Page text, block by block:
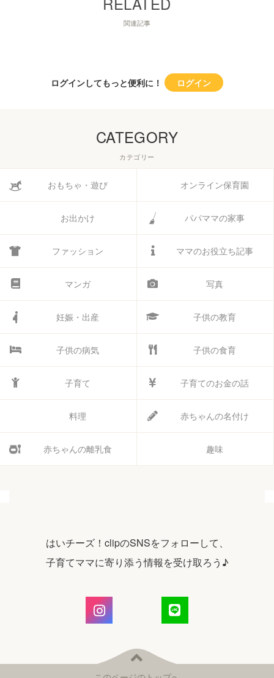
関連記事
ログインしてもっと便利に！ ログイン
CATEGORY
カテゴリー
おもちゃ・遊び オンライン保育園
お出かけ パパママの家事
ファッション ママのお役立ち記事
マンガ 写真
妊娠・出産 子供の教育
子供の病気 子供の食育
子育て 子育てのお金の話
料理 赤ちゃんの名付け
赤ちゃんの離乳食 趣味
はいチーズ！clipのSNSをフォローして、
子育てママに寄り添う情報を受け取ろう♪